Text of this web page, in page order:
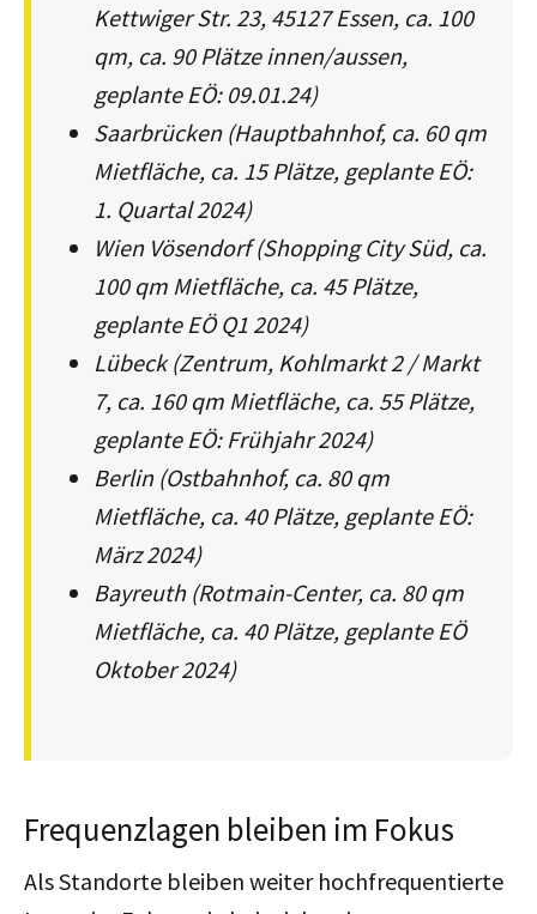
Kettwiger Str. 23, 45127 Essen, ca. 100
qm, ca. 90 Plätze innen/aussen,
geplante EÖ: 09.01.24)
Saarbrücken (Hauptbahnhof, ca. 60 qm
Mietfläche, ca. 15 Plätze, geplante EÖ:
1. Quartal 2024)
Wien Vösendorf (Shopping City Süd, ca.
100 qm Mietfläche, ca. 45 Plätze,
geplante EÖ Q1 2024)
Lübeck (Zentrum, Kohlmarkt 2 / Markt
7, ca. 160 qm Mietfläche, ca. 55 Plätze,
geplante EÖ: Frühjahr 2024)
Berlin (Ostbahnhof, ca. 80 qm
Mietfläche, ca. 40 Plätze, geplante EÖ:
März 2024)
Bayreuth (Rotmain-Center, ca. 80 qm
Mietfläche, ca. 40 Plätze, geplante EÖ
Oktober 2024)
Frequenzlagen bleiben im Fokus
Als Standorte bleiben weiter hochfrequentierte